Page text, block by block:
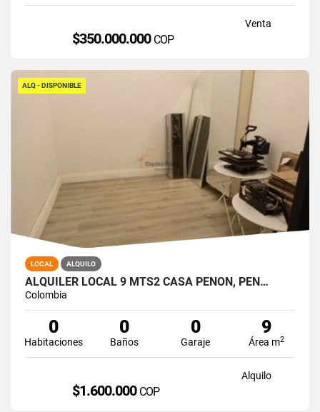
Venta
$350.000.000 COP
ALQ - DISPONIBLE
LOCAL ALQUILO
ALQUILER LOCAL 9 MTS2 CASA PEÑON, PEÑ…
Colombia
0
Habitaciones
0
Baños
0
Garaje
9
Área m2
Alquilo
$1.600.000 COP